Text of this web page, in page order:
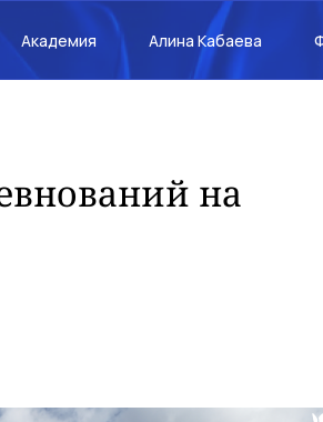
Академия Алина Кабаева
на